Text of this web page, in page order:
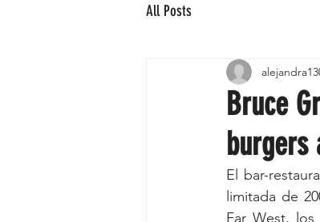
All Posts
Bruce
El bar-
limitada de
Far West, los